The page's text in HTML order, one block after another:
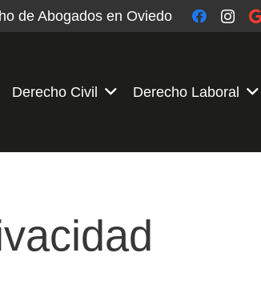
de Abogados en Oviedo
Derecho Civil Derecho Laboral